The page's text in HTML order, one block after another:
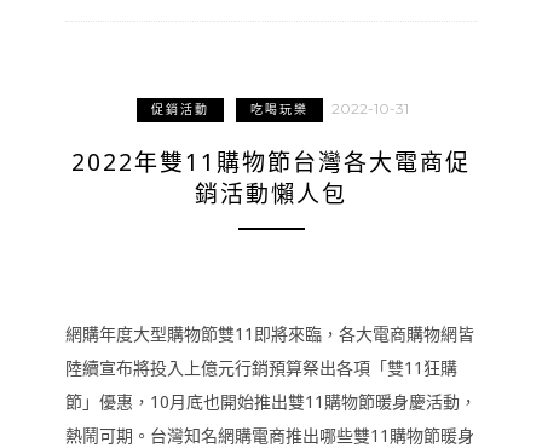
促銷活動 吃喝玩樂 2022-10-31
2022年雙11購物節台灣各大電商促
銷活動懶人包
網購年度大型購物節雙11即將來臨，各大電商購物網皆
陸續宣布將投入上億元行銷預算祭出各項「雙11狂購
節」優惠，10月底也開始推出雙11購物節暖身慶活動，
熱鬧可期。台灣知名網購電商推出哪些雙11購物節暖身